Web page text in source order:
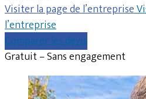
Visiter la page de l’entreprise
l’entreprise
Comparer les devis
Gratuit – Sans engagement